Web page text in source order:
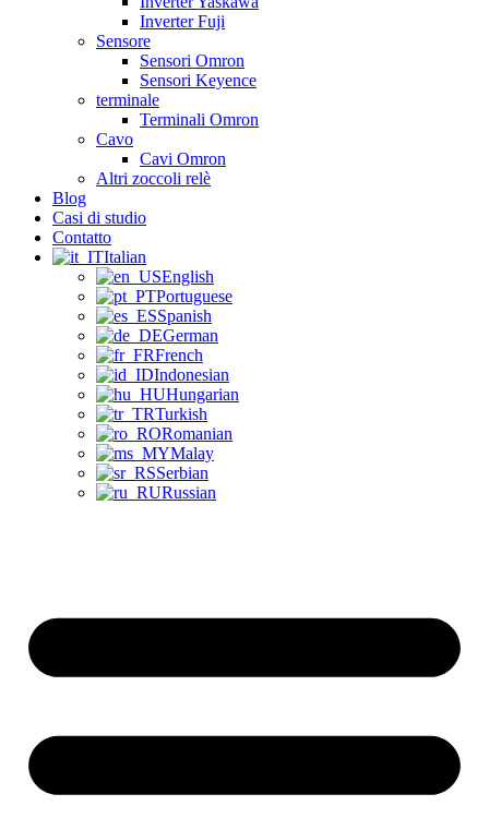
Inverter Fuji
Sensore
Sensori Omron
Sensori Keyence
terminale
Terminali Omron
Cavo
Cavi Omron
Altri zoccoli relè
Blog
Casi di studio
Contatto
Italian
English
Portuguese
Spanish
German
French
Indonesian
Hungarian
Turkish
Romanian
Malay
Serbian
Russian